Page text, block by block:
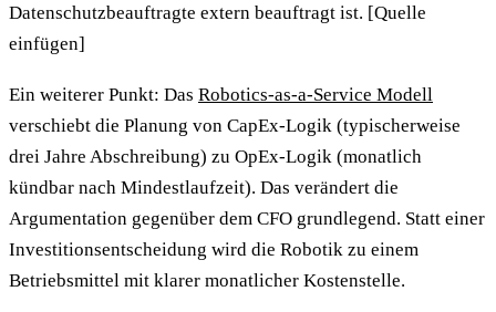
Datenschutzbeauftragte extern beauftragt ist. [Quelle
einfügen]
Ein weiterer Punkt: Das Robotics-as-a-Service Modell
verschiebt die Planung von CapEx-Logik (typischerweise
drei Jahre Abschreibung) zu OpEx-Logik (monatlich
kündbar nach Mindestlaufzeit). Das verändert die
Argumentation gegenüber dem CFO grundlegend. Statt einer
Investitionsentscheidung wird die Robotik zu einem
Betriebsmittel mit klarer monatlicher Kostenstelle.